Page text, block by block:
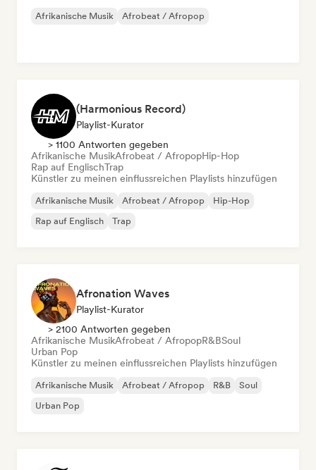
Afrikanische Musik Afrobeat / Afropop
(Harmonious Record)
Playlist-Kurator
> 1100 Antworten gegeben
Afrikanische MusikAfrobeat / AfropopHip-Hop
Rap auf EnglischTrap
Künstler zu meinen einflussreichen Playlists hinzufügen
Afrikanische Musik Afrobeat / Afropop
Hip-Hop
Rap auf Englisch
Trap
Afronation Waves
Playlist-Kurator
> 2100 Antworten gegeben
Afrikanische MusikAfrobeat / AfropopR&BSoul
Urban Pop
Künstler zu meinen einflussreichen Playlists hinzufügen
Afrikanische Musik Afrobeat / Afropop R&B
Soul
Urban Pop